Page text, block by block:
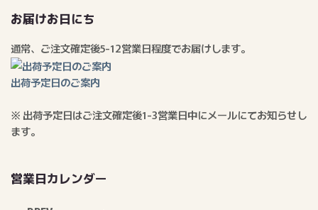
お届けお日にち
通常、ご注文確定後5-12営業日程度でお届けします。
出荷予定日のご案内
※ 出荷予定日はご注文確定後1-3営業日中にメールにてお知らせし
ます。
営業日カレンダー